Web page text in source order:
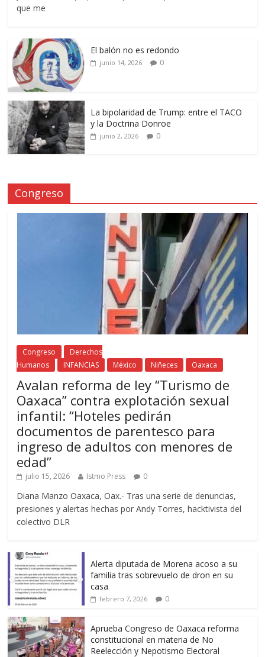
que me
El balón no es redondo
junio 14, 2026 0
La bipolaridad de Trump: entre el TACO
y la Doctrina Donroe
junio 2, 2026 0
Congreso
Congreso
Derechos
Humanos
INFANCIAS México Niñeces Oaxaca
Avalan reforma de ley “Turismo de
Oaxaca” contra explotación sexual
infantil: “Hoteles pedirán
documentos de parentesco para
ingreso de adultos con menores de
edad”
julio 15, 2026 Istmo Press 0
Diana Manzo Oaxaca, Oax.- Tras una serie de denuncias,
presiones y alertas hechas por Andy Torres, hacktivista del
colectivo DLR
Alerta diputada de Morena acoso a su
familia tras sobrevuelo de dron en su
casa
febrero 7, 2026 0
Aprueba Congreso de Oaxaca reforma
constitucional en materia de No
Reelección y Nepotismo Electoral